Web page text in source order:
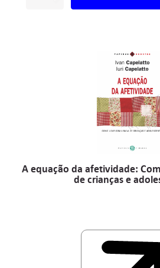
A equação da afetividade:
de crianças e